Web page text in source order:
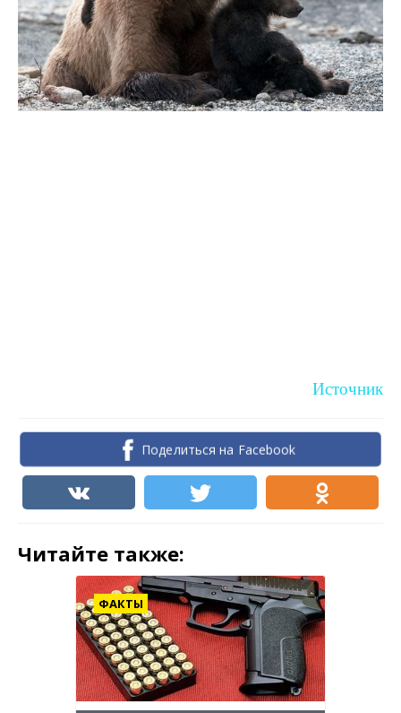
Источник
Поделиться на Facebook
Читайте также:
ФАКТЫ